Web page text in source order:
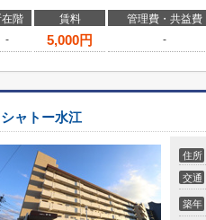
在階 賃料 管理費・共益費
-
5,000円 -
シャトー水江
住所
交通
築年